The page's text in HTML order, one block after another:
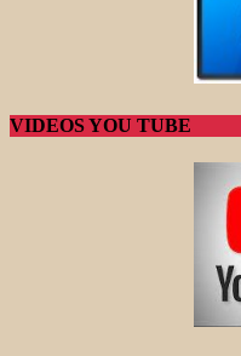
VIDEOS YOU TUBE